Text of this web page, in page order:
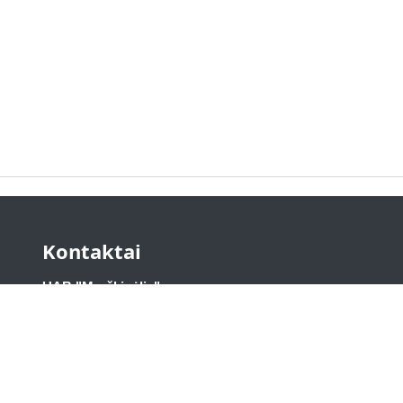
Kontaktai
UAB "Marškinėlis"